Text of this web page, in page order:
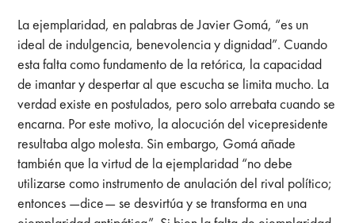
La ejemplaridad, en palabras de Javier Gomá, “es un
ideal de indulgencia, benevolencia y dignidad”. Cuando
esta falta como fundamento de la retórica, la capacidad
de imantar y despertar al que escucha se limita mucho. La
verdad existe en postulados, pero solo arrebata cuando se
encarna. Por este motivo, la alocución del vicepresidente
resultaba algo molesta. Sin embargo, Gomá añade
también que la virtud de la ejemplaridad “no debe
utilizarse como instrumento de anulación del rival político;
entonces —dice— se desvirtúa y se transforma en una